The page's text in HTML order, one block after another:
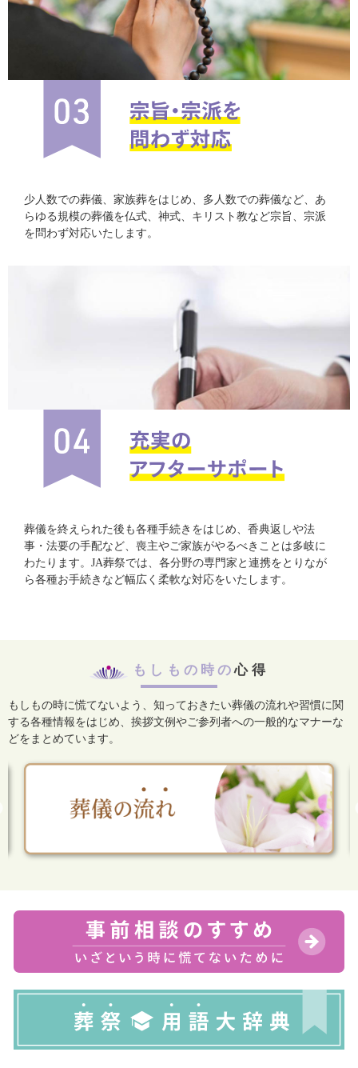
少人数での葬儀、家族葬をはじめ、多人数での葬儀など、あ
らゆる規模の葬儀を仏式、神式、キリスト教など宗旨、宗派
を問わず対応いたします。
葬儀を終えられた後も各種手続きをはじめ、香典返しや法
事・法要の手配など、喪主やご家族がやるべきことは多岐に
わたります。JA葬祭では、各分野の専門家と連携をとりなが
ら各種お手続きなど幅広く柔軟な対応をいたします。
もしもの時の心得
もしもの時に慌てないよう、知っておきたい葬儀の流れや習慣に関
する各種情報をはじめ、 挨拶文例やご参列者への一般的なマナーな
どをまとめています。